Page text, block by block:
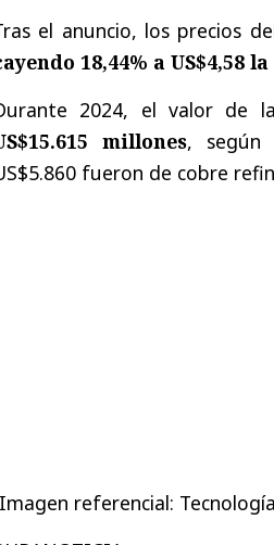
el anuncio, los precios
18,44% a US$4,58
2024, el valor de
millones, según
fueron de cobre
referencial: